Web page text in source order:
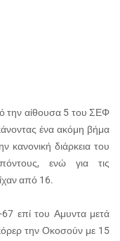
την αίθουσα 5 του ΣΕΦ
ένα ακόμη βήμα
κανονική διάρκεια του
ενώ για τις
από 16.
επί του Αμυντα μετά
την Οκοσούν με 15